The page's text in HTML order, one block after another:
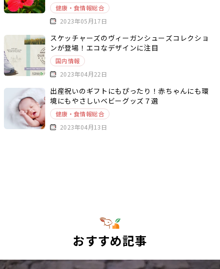
健康・食情報総合
2023年05月17日
スケッチャーズのヴィーガンシューズコレクショ
ンが登場！エコなデザインに注目
国内情報
2023年04月22日
出産祝いのギフトにもぴったり！赤ちゃんにも環
境にもやさしいベビーグッズ７選
健康・食情報総合
2023年04月13日
おすすめ記事